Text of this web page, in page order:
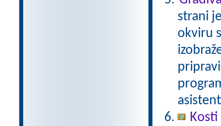
strani
okviru
Kosti